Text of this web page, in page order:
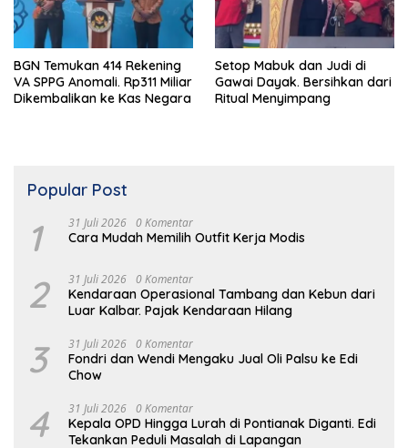
BGN Temukan 414 Rekening
VA SPPG Anomali. Rp311 Miliar
Dikembalikan ke Kas Negara
Setop Mabuk dan Judi di
Gawai Dayak. Bersihkan dari
Ritual Menyimpang
Popular Post
1 31 Juli 2026 0 Komentar
Cara Mudah Memilih Outfit Kerja Modis
2 31 Juli 2026 0 Komentar
Kendaraan Operasional Tambang dan Kebun dari
Luar Kalbar. Pajak Kendaraan Hilang
3 31 Juli 2026 0 Komentar
Fondri dan Wendi Mengaku Jual Oli Palsu ke Edi
Chow
4 31 Juli 2026 0 Komentar
Kepala OPD Hingga Lurah di Pontianak Diganti. Edi
Tekankan Peduli Masalah di Lapangan